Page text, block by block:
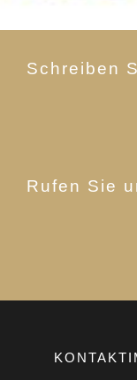
Schreiben
Rufen Sie
KONTAKT